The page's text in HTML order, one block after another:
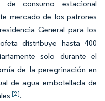
consumo estacional
mercado de los patrones
General para los
distribuye hasta 400
solo durante el
de la peregrinación en
de agua embotellada de
[2].